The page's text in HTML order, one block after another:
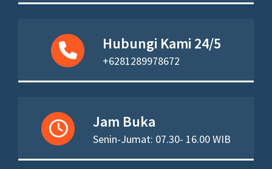
Hubungi Kami 24/5
+6281289978672
Jam Buka
Senin-Jumat: 07.30- 16.00 WIB